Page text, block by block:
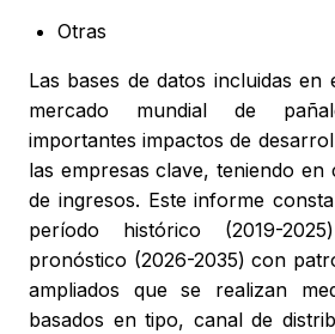
Otras
Las bases de datos incluidas
mercado mundial de
importantes impactos de
las empresas clave, teniendo en
de ingresos. Este informe
período histórico (2019-
pronóstico (2026-2035) con
ampliados que se realizan
basados en tipo, canal de